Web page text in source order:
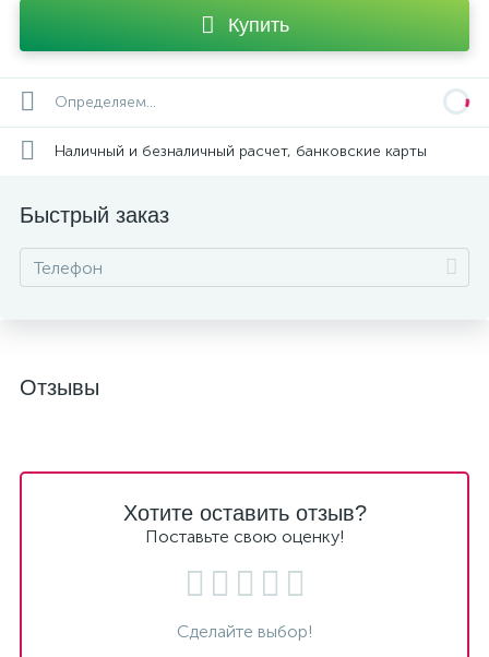
Купить
Определяем...
Наличный и безналичный расчет, банковские карты
Быстрый заказ
Отзывы
Хотите оставить отзыв?
Поставьте свою оценку!
Сделайте выбор!